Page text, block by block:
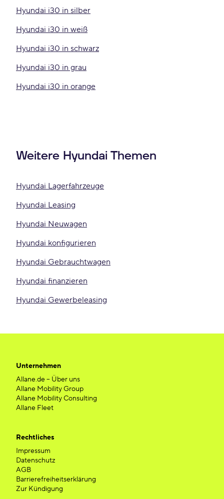
Hyundai i30 in silber
Hyundai i30 in weiß
Hyundai i30 in schwarz
Hyundai i30 in grau
Hyundai i30 in orange
Weitere Hyundai Themen
Hyundai Lagerfahrzeuge
Hyundai Leasing
Hyundai Neuwagen
Hyundai konfigurieren
Hyundai Gebrauchtwagen
Hyundai finanzieren
Hyundai Gewerbeleasing
Unternehmen
Allane.de – Über uns
Allane Mobility Group
Allane Mobility Consulting
Allane Fleet
Rechtliches
Impressum
Datenschutz
AGB
Barrierefreiheitserklärung
Zur Kündigung